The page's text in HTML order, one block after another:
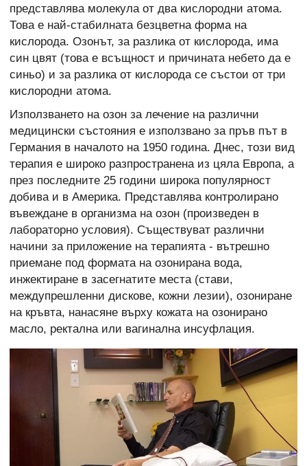
представлява молекула от два кислородни атома.
Това е най-стабилната безцветна форма на
кислорода. Озонът, за разлика от кислорода, има
син цвят (това е всъщност и причината небето да е
синьо) и за разлика от кислорода се състои от три
кислородни атома.
Използването на озон за лечение на различни
медицински състояния е използвано за пръв път в
Германия в началото на 1950 година. Днес, този вид
терапия е широко разпространена из цяла Европа, а
през последните 25 години широка популярност
добива и в Америка. Представлява контролирано
въвеждане в организма на озон (произведен в
лабораторно условия). Съществуват различни
начини за приложение на терапията - вътрешно
приемане под формата на озонирана вода,
инжектиране в засегнатите места (стави,
междупрешленни дискове, кожни лезии), озониране
на кръвта, нанасяне върху кожата на озонирано
масло, ректална или вагинална инсуфлация.